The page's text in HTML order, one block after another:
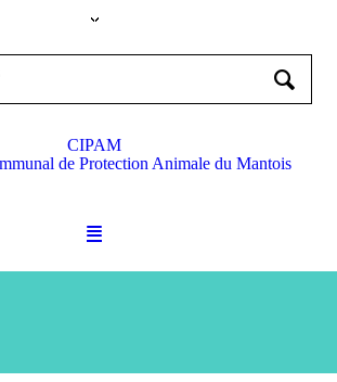
CIPAM
de Protection Animale du Mantois